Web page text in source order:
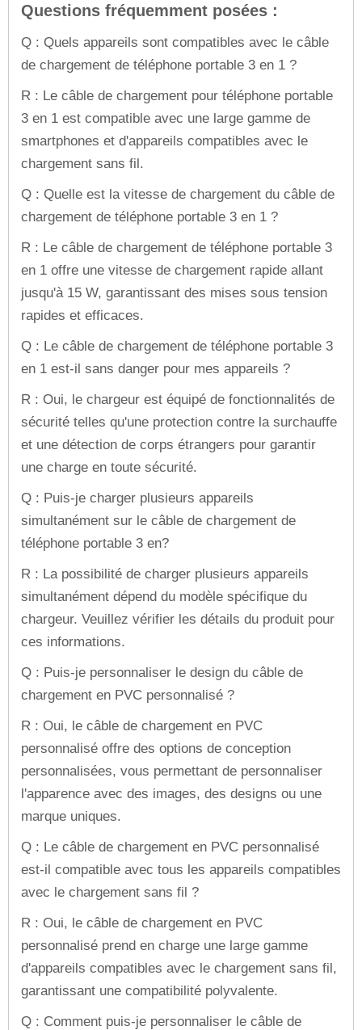
Questions fréquemment posées :
Q : Quels appareils sont compatibles avec le câble
de chargement de téléphone portable 3 en 1 ?
R : Le câble de chargement pour téléphone portable
3 en 1 est compatible avec une large gamme de
smartphones et d'appareils compatibles avec le
chargement sans fil.
Q : Quelle est la vitesse de chargement du câble de
chargement de téléphone portable 3 en 1 ?
R : Le câble de chargement de téléphone portable 3
en 1 offre une vitesse de chargement rapide allant
jusqu'à 15 W, garantissant des mises sous tension
rapides et efficaces.
Q : Le câble de chargement de téléphone portable 3
en 1 est-il sans danger pour mes appareils ?
R : Oui, le chargeur est équipé de fonctionnalités de
sécurité telles qu'une protection contre la surchauffe
et une détection de corps étrangers pour garantir
une charge en toute sécurité.
Q : Puis-je charger plusieurs appareils
simultanément sur le câble de chargement de
téléphone portable 3 en?
R : La possibilité de charger plusieurs appareils
simultanément dépend du modèle spécifique du
chargeur. Veuillez vérifier les détails du produit pour
ces informations.
Q : Puis-je personnaliser le design du câble de
chargement en PVC personnalisé ?
R : Oui, le câble de chargement en PVC
personnalisé offre des options de conception
personnalisées, vous permettant de personnaliser
l'apparence avec des images, des designs ou une
marque uniques.
Q : Le câble de chargement en PVC personnalisé
est-il compatible avec tous les appareils compatibles
avec le chargement sans fil ?
R : Oui, le câble de chargement en PVC
personnalisé prend en charge une large gamme
d'appareils compatibles avec le chargement sans fil,
garantissant une compatibilité polyvalente.
Q : Comment puis-je personnaliser le câble de